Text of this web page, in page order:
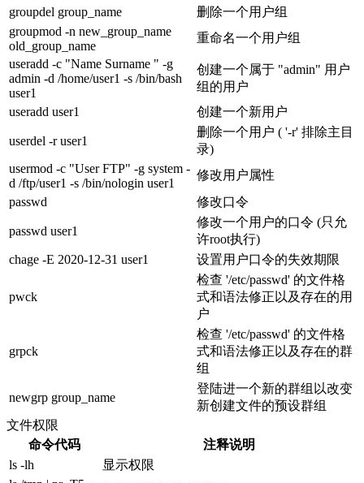
groupdel group_name
删除一个用户组
groupmod -n new_group_name
old_group_name
重命名一个用户组
useradd -c "Name Surname " -g
admin -d /home/user1 -s /bin/bash
user1
创建一个属于 "admin" 用户
组的用户
useradd user1
创建一个新用户
userdel -r user1
删除一个用户 ( '-r' 排除主目
录)
usermod -c "User FTP" -g system -
d /ftp/user1 -s /bin/nologin user1
修改用户属性
passwd
修改口令
passwd user1
修改一个用户的口令 (只允
许root执行)
chage -E 2020-12-31 user1
设置用户口令的失效期限
pwck
检查 '/etc/passwd' 的文件格
式和语法修正以及存在的用
户
grpck
检查 '/etc/passwd' 的文件格
式和语法修正以及存在的群
组
newgrp group_name
登陆进一个新的群组以改变
新创建文件的预设群组
文件权限
命令代码
注释说明
ls -lh
显示权限